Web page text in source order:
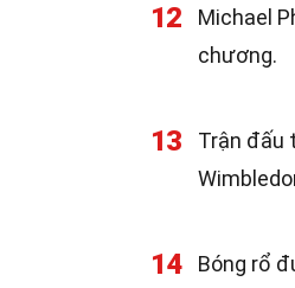
12
Michael
chương.
13
Trận đấu
14
Bóng rổ